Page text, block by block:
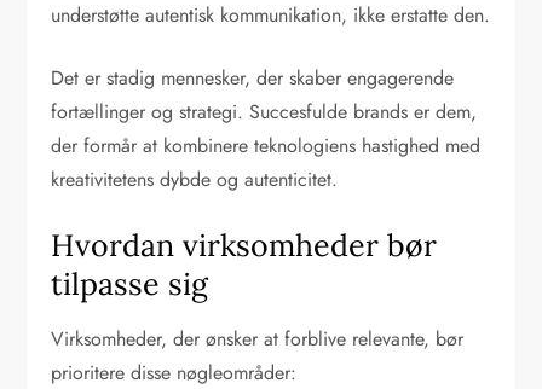
understøtte autentisk kommunikation, ikke erstatte den.
Det er stadig mennesker, der skaber engagerende
fortællinger og strategi. Succesfulde brands er dem,
der formår at kombinere teknologiens hastighed med
kreativitetens dybde og autenticitet.
Hvordan virksomheder bør
tilpasse sig
Virksomheder, der ønsker at forblive relevante, bør
prioritere disse nøgleområder: